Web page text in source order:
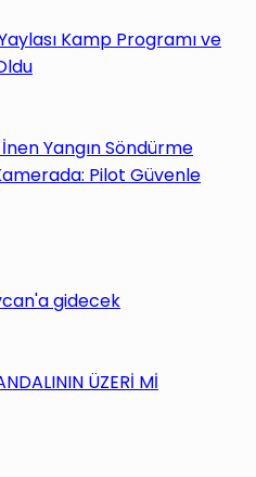
Kamp Programı ve
Yangın Söndürme
Pilot Güvenle
gidecek
ÜZERİ Mİ